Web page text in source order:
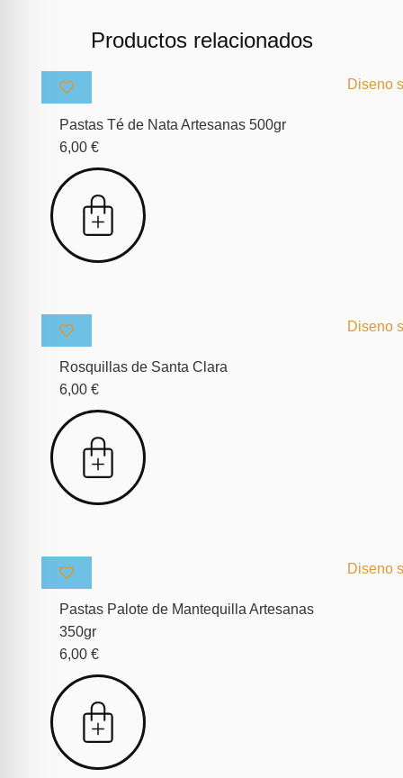
Productos relacionados
Pastas Té de Nata Artesanas 500gr
6,00 €
Rosquillas de Santa Clara
6,00 €
Pastas Palote de Mantequilla Artesanas
350gr
6,00 €